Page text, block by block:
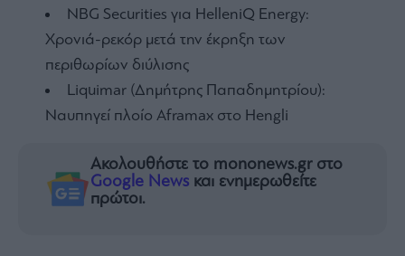
NBG Securities για HelleniQ Energy:
Χρονιά-ρεκόρ μετά την έκρηξη των
περιθωρίων διύλισης
Liquimar (Δημήτρης Παπαδημητρίου):
Ναυπηγεί πλοίο Aframax στο Hengli
Ακολουθήστε το mononews.gr στο
Google News και ενημερωθείτε
πρώτοι.